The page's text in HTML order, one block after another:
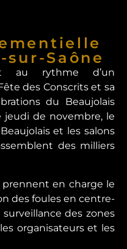
Saône
vit au rythme d’un
des Conscrits et sa
du Beaujolais
jeudi de novembre, le
et les salons
des milliers
en charge le
des foules en centre-
des zones
organisateurs et les